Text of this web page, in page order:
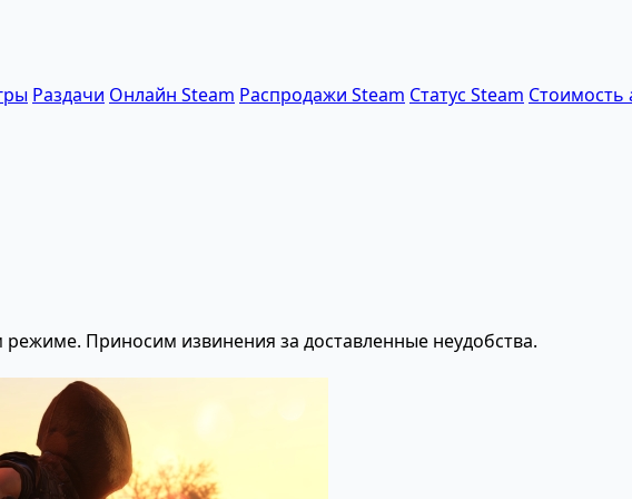
Раздачи Онлайн Steam Распродажи Steam Статус Steam Стоимость
Приносим извинения за доставленные неудобства.